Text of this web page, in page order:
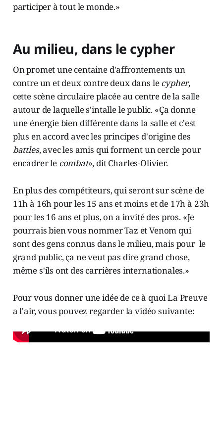
participer à tout le monde.»
Au milieu, dans le cypher
On promet une centaine d'affrontements un
contre un et deux contre deux dans lecypher,
cette scène circulaire placée au centre de la salle
autour de laquelle s'intalle le public. «Ça donne
une énergie bien différente dans la salle et c'est
plus en accord avec les principes d'origine des
battles, avec les amis qui forment un cercle pour
encadrer le combat», dit Charles-Olivier.
En plus des compétiteurs, qui seront sur scène de
11h à 16h pour les 15 ans et moins et de 17h à 23h
pour les 16 ans et plus, on a invité des pros. «Je
pourrais bien vous nommer Taz et Venom qui
sont des gens connus dans le milieu, mais pour le
grand public, ça ne veut pas dire grand chose,
même s'ils ont des carrières internationales.»
Pour vous donner une idée de ce à quoi La Preuve
a l'air, vous pouvez regarder la vidéo suivante: